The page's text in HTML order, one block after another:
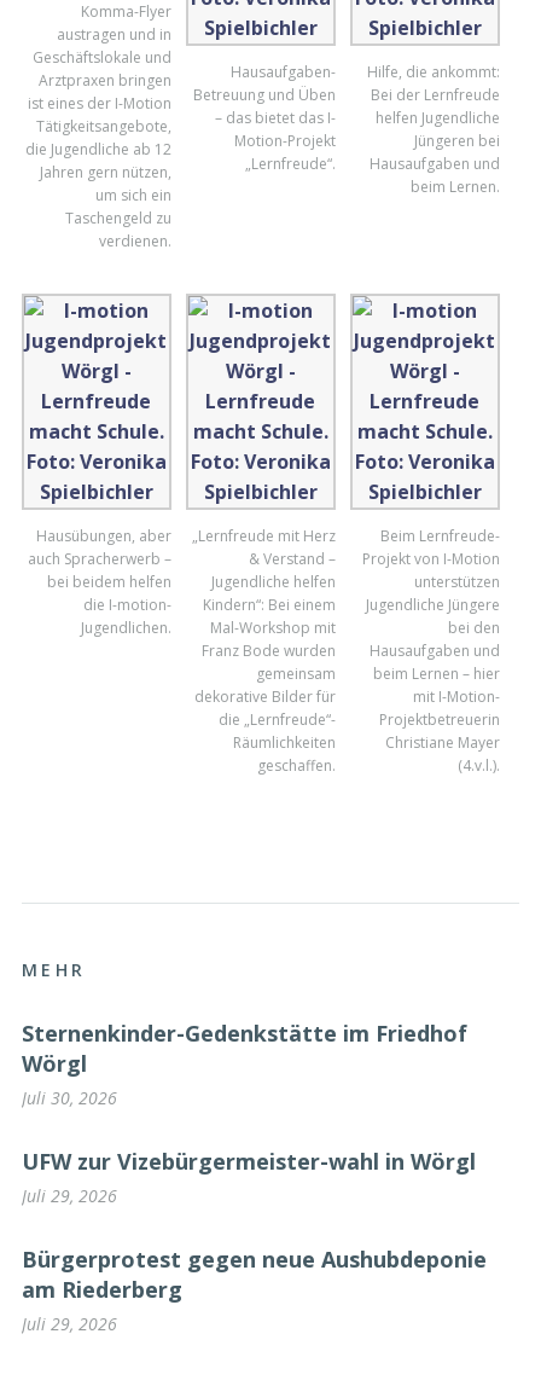
Komma-Flyer
austragen und in
Geschäftslokale und
Arztpraxen bringen
ist eines der I-Motion
Tätigkeitsangebote,
die Jugendliche ab 12
Jahren gern nützen,
um sich ein
Taschengeld zu
verdienen.
Hausaufgaben-
Betreuung und Üben
– das bietet das I-
Motion-Projekt
„Lernfreude“.
Hilfe, die ankommt:
Bei der Lernfreude
helfen Jugendliche
Jüngeren bei
Hausaufgaben und
beim Lernen.
Hausübungen, aber
auch Spracherwerb –
bei beidem helfen
die I-motion-
Jugendlichen.
„Lernfreude mit Herz
& Verstand –
Jugendliche helfen
Kindern“: Bei einem
Mal-Workshop mit
Franz Bode wurden
gemeinsam
dekorative Bilder für
die „Lernfreude“-
Räumlichkeiten
geschaffen.
Beim Lernfreude-
Projekt von I-Motion
unterstützen
Jugendliche Jüngere
bei den
Hausaufgaben und
beim Lernen – hier
mit I-Motion-
Projektbetreuerin
Christiane Mayer
(4.v.l.).
MEHR
Sternenkinder-Gedenkstätte im Friedhof
Wörgl
Juli 30, 2026
UFW zur Vizebürgermeister-wahl in Wörgl
Juli 29, 2026
Bürgerprotest gegen neue Aushubdeponie
am Riederberg
Juli 29, 2026